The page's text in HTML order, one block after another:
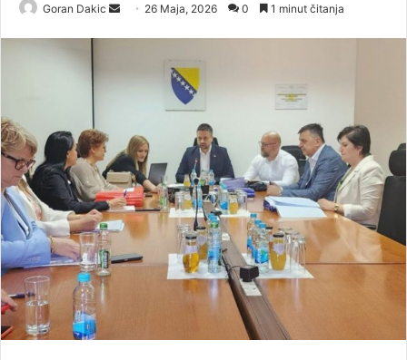
Goran Dakic
m
a
i
l
26 Maja, 2026 0 1 minut čitanja